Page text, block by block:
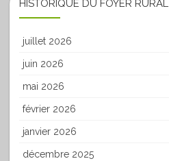
HISTORIQUE DU FOYER RURAL
juillet 2026
juin 2026
mai 2026
février 2026
janvier 2026
décembre 2025